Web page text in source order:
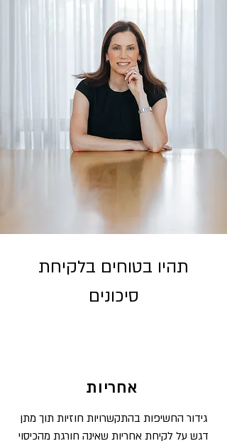
תהיו בטוחים בלקיחת
סיכונים
אחריות
גידור החשיפות בהתקשרויות חוזיות תוך מתן
דגש על לקיחת אחריות שאינה חורגת מהכיסוי